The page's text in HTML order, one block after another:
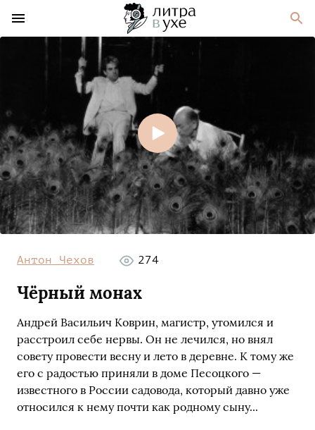
Антон Чехов 274
Чёрный монах
Андрей Васильич Коврин, магистр, утомился и
расстроил себе нервы. Он не лечился, но внял
совету провести весну и лето в деревне. К тому же
его с радостью приняли в доме Песоцкого —
известного в России садовода, который давно уже
относился к нему почти как родному сыну...